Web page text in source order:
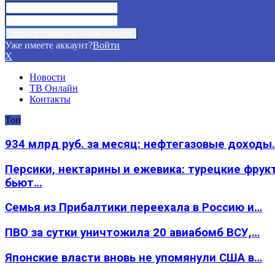
Уже имеете аккаунт?Войти
X
Новости
ТВ Онлайн
Контакты
Топ
934 млрд руб. за месяц: нефтегазовые
Персики, нектарины и ежевика: турецкие
бьют…
Семья из Прибалтики переехала в Россию и…
ПВО за сутки уничтожила 20 авиабомб ВСУ,…
Японские власти вновь не упомянули США в…